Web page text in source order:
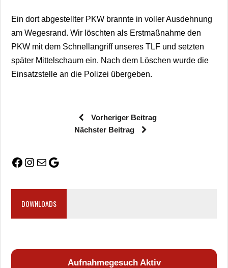
Ein dort abgestellter PKW brannte in voller Ausdehnung
am Wegesrand. Wir löschten als Erstmaßnahme den
PKW mit dem Schnellangriff unseres TLF und setzten
später Mittelschaum ein. Nach dem Löschen wurde die
Einsatzstelle an die Polizei übergeben.
Vorheriger Beitrag
Nächster Beitrag
DOWNLOADS
Aufnahmegesuch Aktiv